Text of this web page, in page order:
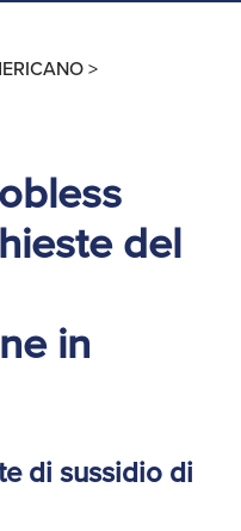
USA
di
>
del
in
di sussidio di